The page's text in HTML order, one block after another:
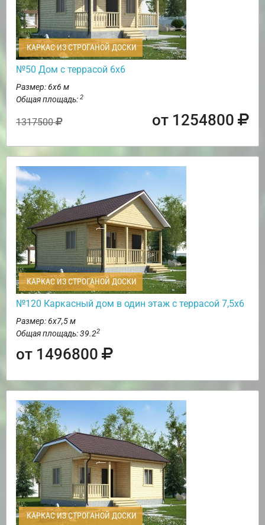
КАРКАС ИЗ СТРОГАНОЙ ДОСКИ
№50 Дом с террасой 6х6
Размер: 6х6 м
Общая площадь: 2
1317500 от 1254800
КАРКАС ИЗ СТРОГАНОЙ ДОСКИ
№120 Каркасный дом в один этаж с террасой 7,5х6
Размер: 6х7,5 м
Общая площадь: 39.22
от 1496800
КАРКАС ИЗ СТРОГАНОЙ ДОСКИ